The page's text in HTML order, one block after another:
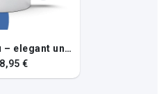
Royalblau – elegant und kräftig
8,95 €